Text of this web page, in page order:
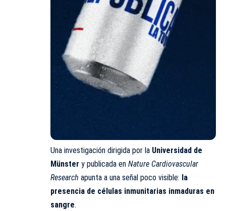
Una investigación dirigida por la Universidad de
Münster y publicada en Nature Cardiovascular
Research apunta a una señal poco visible: la
presencia de células inmunitarias inmaduras en
sangre.